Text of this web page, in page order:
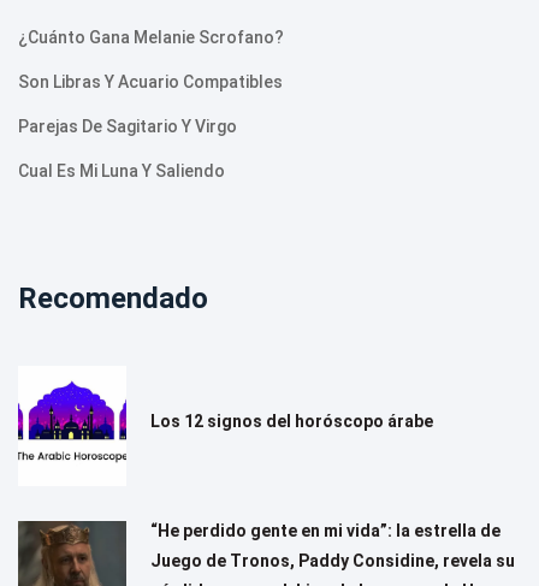
¿Cuánto Gana Melanie Scrofano?
Son Libras Y Acuario Compatibles
Parejas De Sagitario Y Virgo
Cual Es Mi Luna Y Saliendo
Recomendado
Los 12 signos del horóscopo árabe
“He perdido gente en mi vida”: la estrella de
Juego de Tronos, Paddy Considine, revela su